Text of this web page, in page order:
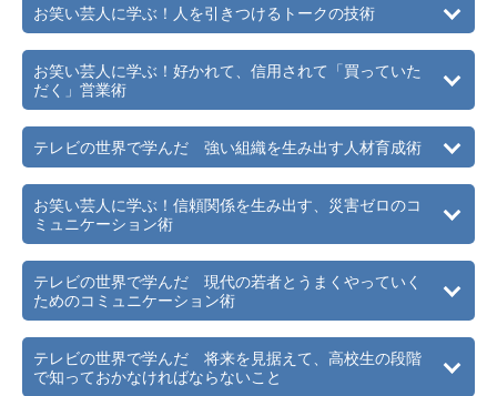
お笑い芸人に学ぶ！人を引きつけるトークの技術
お笑い芸人に学ぶ！好かれて、信用されて「買っていた
だく」営業術
テレビの世界で学んだ 強い組織を生み出す人材育成術
お笑い芸人に学ぶ！信頼関係を生み出す、災害ゼロのコ
ミュニケーション術
テレビの世界で学んだ 現代の若者とうまくやっていく
ためのコミュニケーション術
テレビの世界で学んだ 将来を見据えて、高校生の段階
で知っておかなければならないこと